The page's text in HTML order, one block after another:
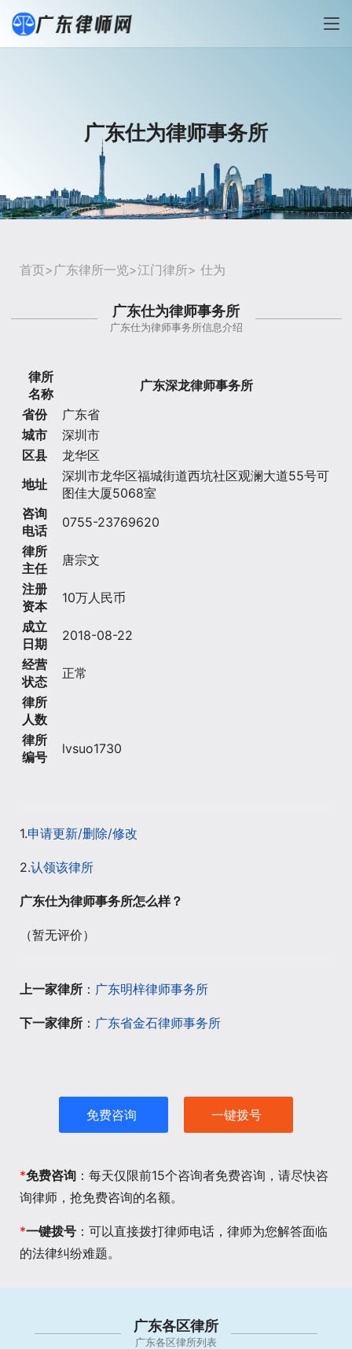
广东仕为律师事务所
首页> 广东律所一览>江门律所> 仕为
广东仕为律师事务所
广东仕为律师事务所信息介绍
律所
名称
广东深龙律师事务所
省份
广东省
城市
深圳市
区县
龙华区
地址
深圳市龙华区福城街道西坑社区观澜大道55号可
图佳大厦5068室
咨询
电话
0755-23769620
律所
主任
唐宗文
注册
资本
10万人民币
成立
日期
2018-08-22
经营
状态
正常
律所
人数
律所
编号
lvsuo1730
1.申请更新/删除/修改
2.认领该律所
广东仕为律师事务所怎么样？
（暂无评价）
上一家律所 ： 广东明梓律师事务所
下一家律所 ： 广东省金石律师事务所
免费咨询 一键拨号
*免费咨询 ：每天仅限前15个咨询者免费咨询，请尽快咨
询律师，抢免费咨询的名额。
*一键拨号 ：可以直接拨打律师电话，律师为您解答面临
的法律纠纷难题。
广东各区律所
广东各区律所列表